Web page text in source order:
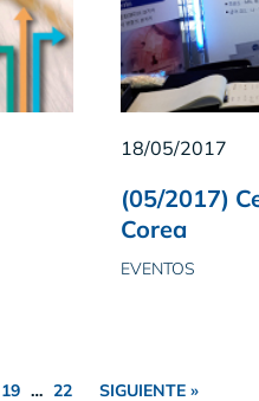
18/05/2017
(05/2017)
Corea
EVENTOS
19 … 22 SIGUIENTE »